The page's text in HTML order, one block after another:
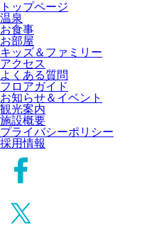
トップページ
温泉
お食事
お部屋
キッズ＆ファミリー
アクセス
よくある質問
フロアガイド
お知らせ＆イベント
観光案内
施設概要
プライバシーポリシー
採用情報